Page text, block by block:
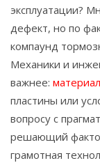
эксплуатации?
дефект, но по
компаунд
Механики и
важнее: материал
пластины или
вопросу с
решающий
грамотная